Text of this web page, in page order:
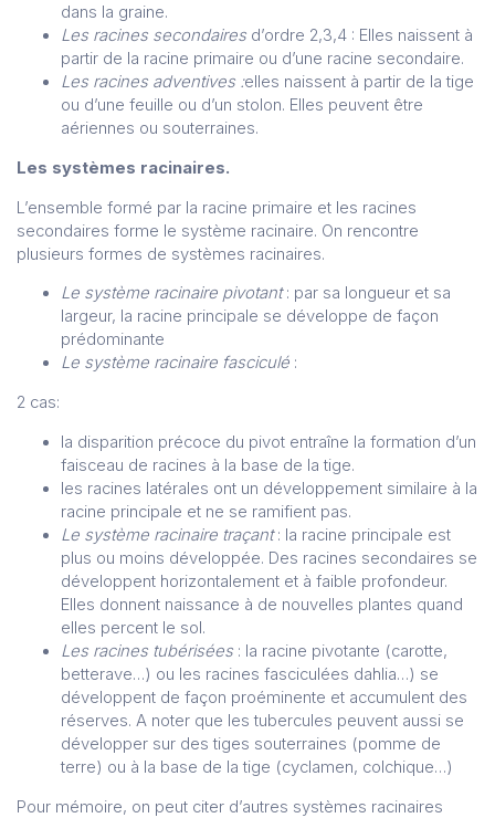
dans la graine.
Les racines secondaires d’ordre 2,3,4 : Elles naissent à
partir de la racine primaire ou d’une racine secondaire.
Les racines adventives :elles naissent à partir de la tige
ou d’une feuille ou d’un stolon. Elles peuvent être
aériennes ou souterraines.
Les systèmes racinaires.
L’ensemble formé par la racine primaire et les racines
secondaires forme le système racinaire. On rencontre
plusieurs formes de systèmes racinaires.
Le système racinaire pivotant: par sa longueur et sa
largeur, la racine principale se développe de façon
prédominante
Le système racinaire fasciculé :
2 cas:
la disparition précoce du pivot entraîne la formation d’un
faisceau de racines à la base de la tige.
les racines latérales ont un développement similaire à la
racine principale et ne se ramifient pas.
Le système racinaire traçant: la racine principale est
plus ou moins développée. Des racines secondaires se
développent horizontalement et à faible profondeur.
Elles donnent naissance à de nouvelles plantes quand
elles percent le sol.
Les racines tubérisées : la racine pivotante (carotte,
betterave…) ou les racines fasciculées dahlia…) se
développent de façon proéminente et accumulent des
réserves. A noter que les tubercules peuvent aussi se
développer sur des tiges souterraines (pomme de
terre) ou à la base de la tige (cyclamen, colchique…)
Pour mémoire, on peut citer d’autres systèmes racinaires